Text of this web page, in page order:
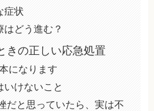
症状
どう進む？
きの正しい応急処置
になります
いけないこと
だと思っていたら、実は不